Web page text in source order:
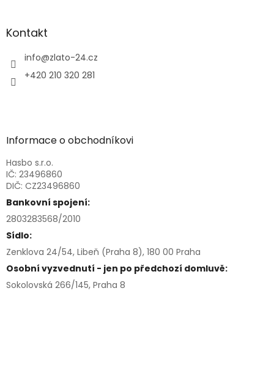
Kontakt
info@zlato-24.cz
+420 210 320 281
Informace o obchodníkovi
Hasbo s.r.o.
IČ: 23496860
DIČ: CZ23496860
Bankovní spojení:
2803283568/2010
Sídlo:
Zenklova 24/54, Libeň (Praha 8), 180 00 Praha
Osobní vyzvednutí - jen po předchozí domluvě:
Sokolovská 266/145, Praha 8